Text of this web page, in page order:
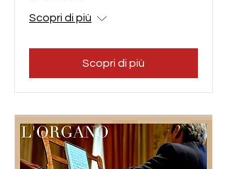
Scopri di più
Scopri di più